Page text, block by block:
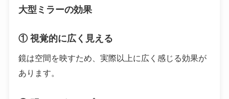
大型ミラーの効果
① 視覚的に広く見える
鏡は空間を映すため、実際以上に広く感じる効果が
あります。